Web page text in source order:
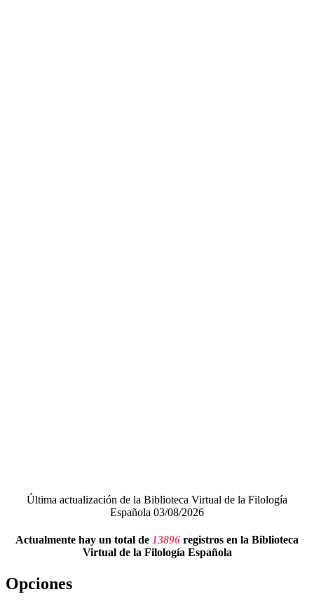
Última actualización de la Biblioteca Virtual de la Filología
Española 03/08/2026
Actualmente hay un total de 13896 registros en la Biblioteca
Virtual de la Filología Española
Opciones